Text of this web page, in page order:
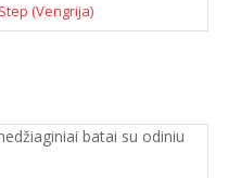
(Vengrija)
batai su odiniu